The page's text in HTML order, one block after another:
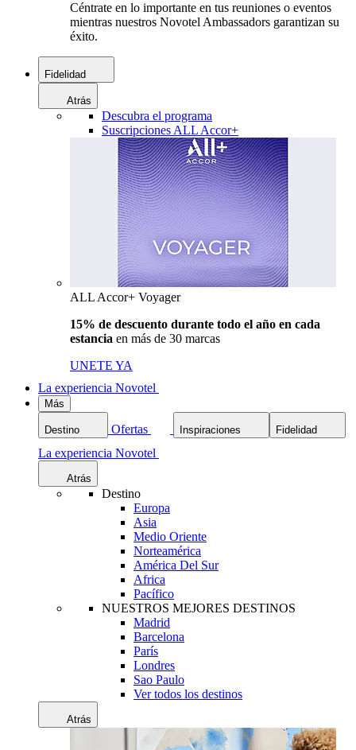
Céntrate en lo importante en tus reuniones o eventos
mientras nuestros Novotel Ambassadors garantizan su
éxito.
Fidelidad
Atrás
Descubra el programa
Suscripciones ALL Accor+
ALL Accor+ Voyager
15% de descuento durante todo el año en cada
estancia en más de 30 marcas
UNETE YA
La experiencia Novotel
Más
Destino Ofertas Inspiraciones Fidelidad
La experiencia Novotel
Atrás
Destino
Europa
Asia
Medio Oriente
Norteamérica
América Del Sur
Africa
Pacífico
NUESTROS MEJORES DESTINOS
Madrid
Barcelona
París
Londres
Sao Paulo
Ver todos los destinos
Atrás